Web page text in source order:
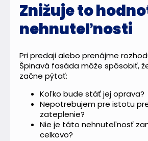
Znižuje to
nehnuteľnosti
Pri predaji alebo prenájme
Špinavá fasáda môže spôsobiť,
začne pýtať:
Koľko bude stáť jej oprava?
Nepotrebujem pre istotu
zateplenie?
Nie je táto nehnuteľnosť
celkovo?